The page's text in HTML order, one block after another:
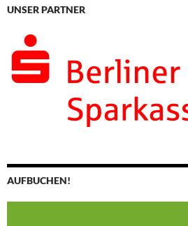
UNSER PARTNER
AUFBUCHEN!